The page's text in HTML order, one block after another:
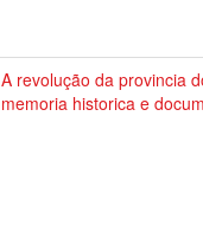
A revolução da provincia
memoria historica e